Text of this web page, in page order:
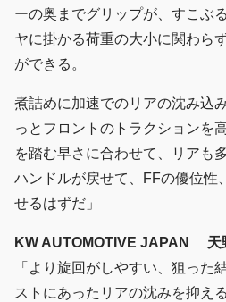
ーの奥までグリップが、すこぶ
ヤに掛かる荷重の大小に関わら
ができる。
煮詰めに加速でのリアの沈み込
っとフロントのトラクションを
を踏む早さに合わせて、リアも
ハンドルが戻せて、FFの優位性
せるはずだ」
KW AUTOMOTIVE JAPAN 天
「より旋回がしやすい、狙った
ストにあったリアの沈みを抑え